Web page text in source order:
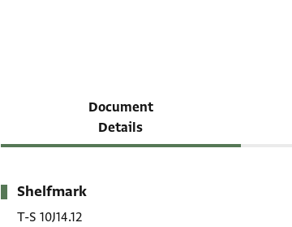
Document
Details
Metadata
Shelfmark
T-S 10J14.12